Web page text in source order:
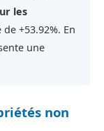
les
+53.92%. En
une
non